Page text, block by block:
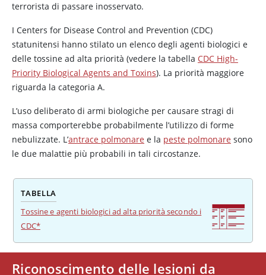
terrorista di passare inosservato.
I Centers for Disease Control and Prevention (CDC)
statunitensi hanno stilato un elenco degli agenti biologici e
delle tossine ad alta priorità (vedere la tabella CDC High-
Priority Biological Agents and Toxins). La priorità maggiore
riguarda la categoria A.
L’uso deliberato di armi biologiche per causare stragi di
massa comporterebbe probabilmente l’utilizzo di forme
nebulizzate. L’antrace polmonare e la peste polmonare sono
le due malattie più probabili in tali circostanze.
TABELLA
Tossine e agenti biologici ad alta priorità secondo i
CDC*
Riconoscimento delle lesioni da